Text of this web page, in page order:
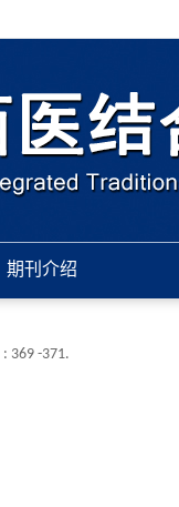
期刊介绍
: 369 -371.